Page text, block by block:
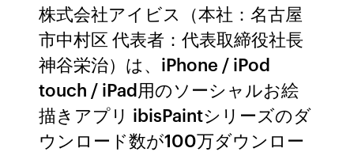
株式会社アイビス（本社：名古屋
市中村区 代表者：代表取締役社長
神谷栄治）は、iPhone / iPod
touch / iPad用のソーシャルお絵
描きアプリ ibisPaintシリーズのダ
ウンロード数が100万ダウンロー